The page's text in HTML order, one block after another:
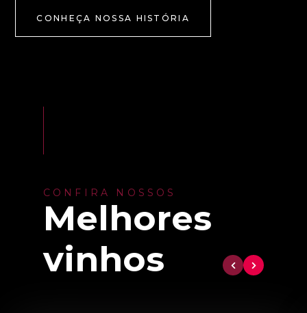
CONHEÇA NOSSA HISTÓRIA
CONFIRA NOSSOS
Melhores
vinhos